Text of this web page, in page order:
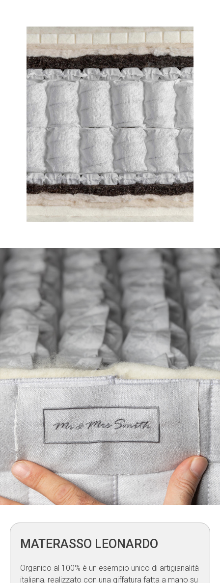
MATERASSO LEONARDO
Organico al 100% è un esempio unico di artigianalità
italiana, realizzato con una giffatura fatta a mano su